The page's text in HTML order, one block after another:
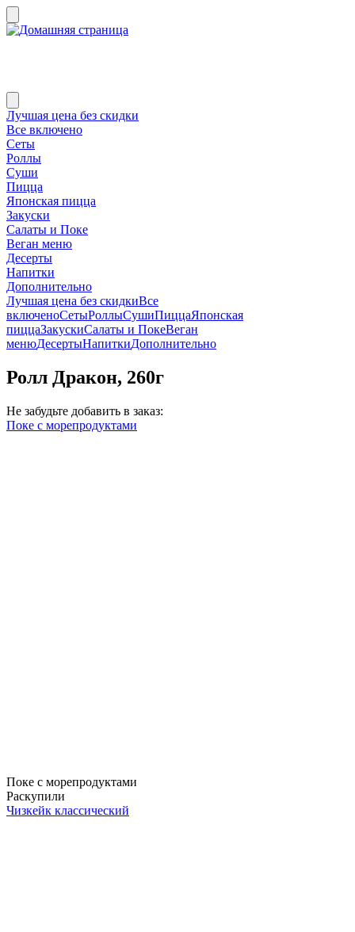
Лучшая цена без скидки
Все включено
Сеты
Роллы
Суши
Пицца
Японская пицца
Закуски
Салаты и Поке
Веган меню
Десерты
Напитки
Дополнительно
Лучшая цена без скидкиВсе
включеноСетыРоллыСушиПиццаЯпонская
пиццаЗакускиСалаты и ПокеВеган
менюДесертыНапиткиДополнительно
Ролл Дракон, 260г
Не забудьте добавить в заказ:
Поке с морепродуктами
Поке с морепродуктами
Раскупили
Чизкейк классический